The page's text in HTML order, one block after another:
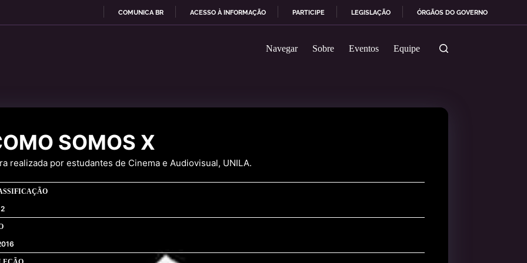
T
E
D
COMUNICA BR ACESSO À INFORMAÇÃO PARTICIPE LEGISLAÇÃO ÓRGÃOS DO GOVERNO
Navegar Sobre Eventos Equipe
SOMOS X
realizada por estudantes de Cinema e Audiovisual, UNILA.